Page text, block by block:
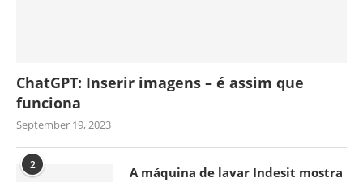
ChatGPT: Inserir imagens – é assim que
funciona
September 19, 2023
2
A máquina de lavar Indesit mostra